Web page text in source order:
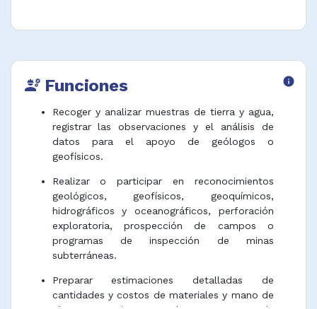
engineering Funciones info
Recoger y analizar muestras de tierra y agua,
registrar las observaciones y el análisis de
datos para el apoyo de geólogos o
geofísicos.
Realizar o participar en reconocimientos
geológicos, geofísicos, geoquímicos,
hidrográficos y oceanográficos, perforación
exploratoria, prospección de campos o
programas de inspección de minas
subterráneas.
Preparar estimaciones detalladas de
cantidades y costos de materiales y mano de